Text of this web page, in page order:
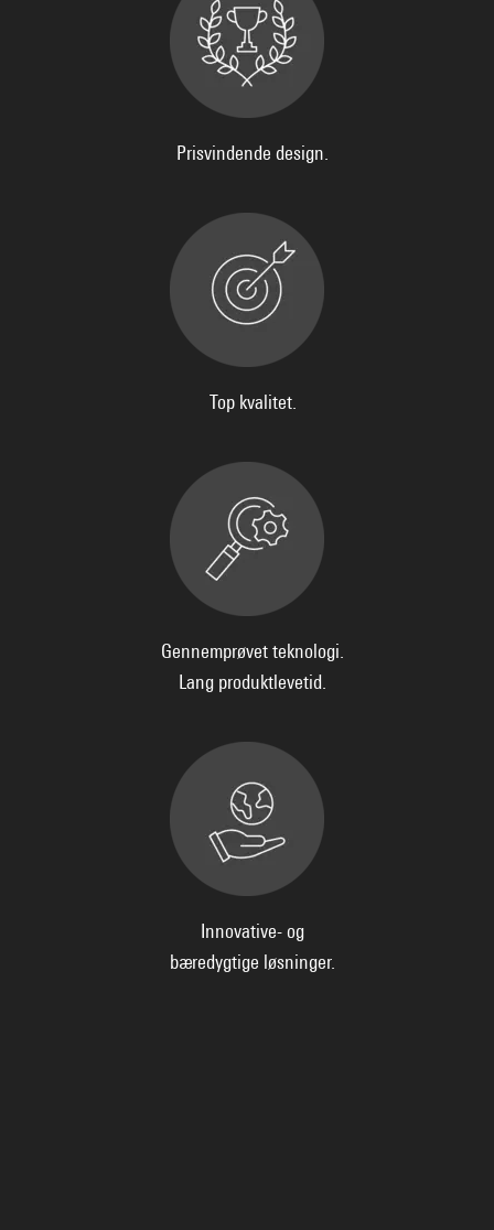
Prisvindende design.
Top kvalitet.
Gennemprøvet teknologi.
Lang produktlevetid.
Innovative- og
bæredygtige løsninger.